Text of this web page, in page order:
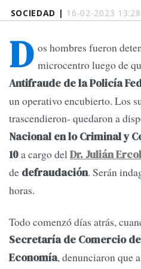
SOCIEDAD | 16-02-2023 13:28
D os hombres fueron
microcentro luego de
Antifraude de la Policía
un operativo encubierto. Los
trascendieron- quedaron a
Nacional en lo Criminal y
10a cargo delDr. Julián
de defraudación. Serán
horas.
Todo comenzó días atrás,
Secretaría de Comercio
Economía, denunciaron que